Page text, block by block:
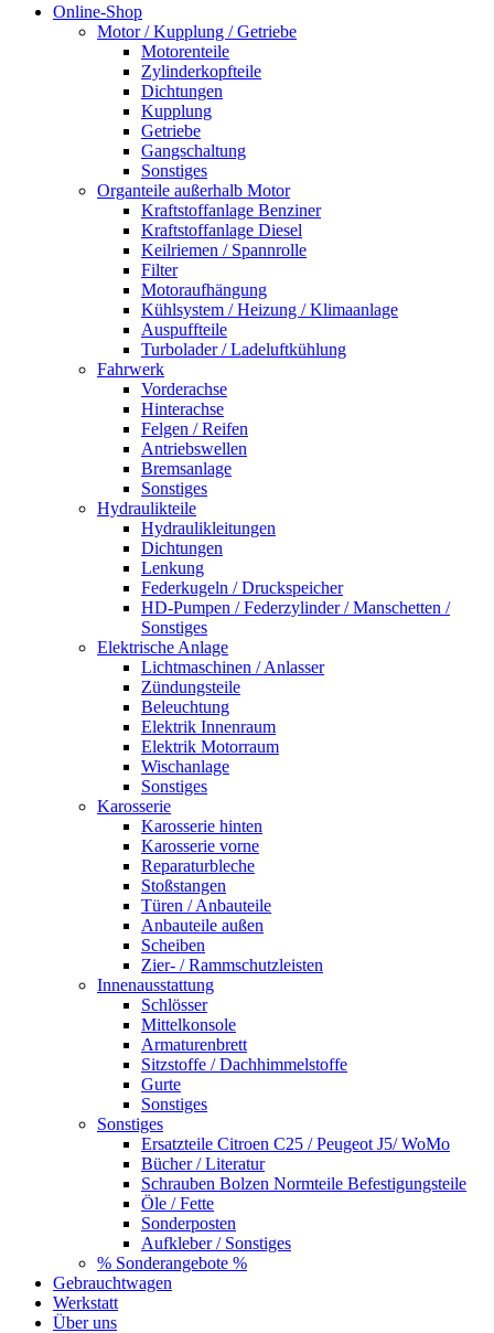
Online-Shop
Motor / Kupplung / Getriebe
Motorenteile
Zylinderkopfteile
Dichtungen
Kupplung
Getriebe
Gangschaltung
Sonstiges
Organteile außerhalb Motor
Kraftstoffanlage Benziner
Kraftstoffanlage Diesel
Keilriemen / Spannrolle
Filter
Motoraufhängung
Kühlsystem / Heizung / Klimaanlage
Auspuffteile
Turbolader / Ladeluftkühlung
Fahrwerk
Vorderachse
Hinterachse
Felgen / Reifen
Antriebswellen
Bremsanlage
Sonstiges
Hydraulikteile
Hydraulikleitungen
Dichtungen
Lenkung
Federkugeln / Druckspeicher
HD-Pumpen / Federzylinder / Manschetten /
Sonstiges
Elektrische Anlage
Lichtmaschinen / Anlasser
Zündungsteile
Beleuchtung
Elektrik Innenraum
Elektrik Motorraum
Wischanlage
Sonstiges
Karosserie
Karosserie hinten
Karosserie vorne
Reparaturbleche
Stoßstangen
Türen / Anbauteile
Anbauteile außen
Scheiben
Zier- / Rammschutzleisten
Innenausstattung
Schlösser
Mittelkonsole
Armaturenbrett
Sitzstoffe / Dachhimmelstoffe
Gurte
Sonstiges
Sonstiges
Ersatzteile Citroen C25 / Peugeot J5/ WoMo
Bücher / Literatur
Schrauben Bolzen Normteile Befestigungsteile
Öle / Fette
Sonderposten
Aufkleber / Sonstiges
% Sonderangebote %
Gebrauchtwagen
Werkstatt
Über uns